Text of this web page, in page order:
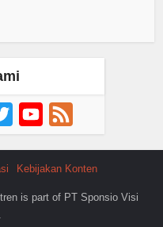
Twitter YouTube
Channel
Kebijakan Konten
is part of PT Sponsio Visi